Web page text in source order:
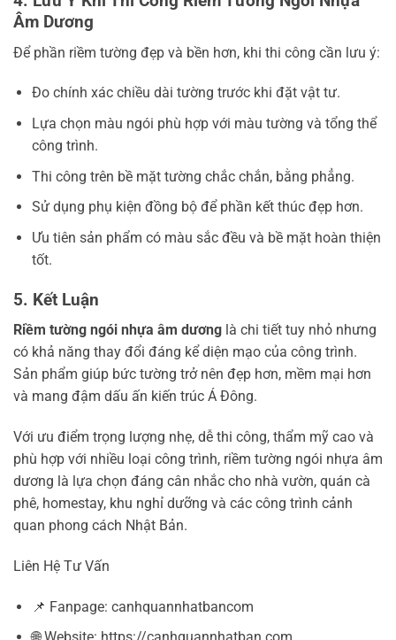
Âm Dương
Để phần riềm tường đẹp và bền hơn, khi thi công cần lưu ý:
Đo chính xác chiều dài tường trước khi đặt vật tư.
Lựa chọn màu ngói phù hợp với màu tường và tổng thể
công trình.
Thi công trên bề mặt tường chắc chắn, bằng phẳng.
Sử dụng phụ kiện đồng bộ để phần kết thúc đẹp hơn.
Ưu tiên sản phẩm có màu sắc đều và bề mặt hoàn thiện
tốt.
5. Kết Luận
Riềm tường ngói nhựa âm dương là chi tiết tuy nhỏ nhưng
có khả năng thay đổi đáng kể diện mạo của công trình.
Sản phẩm giúp bức tường trở nên đẹp hơn, mềm mại hơn
và mang đậm dấu ấn kiến trúc Á Đông.
Với ưu điểm trọng lượng nhẹ, dễ thi công, thẩm mỹ cao và
phù hợp với nhiều loại công trình, riềm tường ngói nhựa âm
dương là lựa chọn đáng cân nhắc cho nhà vườn, quán cà
phê, homestay, khu nghỉ dưỡng và các công trình cảnh
quan phong cách Nhật Bản.
Liên Hệ Tư Vấn
📌 Fanpage: canhquannhatbancom